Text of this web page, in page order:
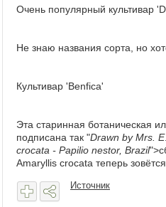
Очень популярный культивар
Не знаю названия сорта, но
Культивар 'Benfica'
Эта старинная ботаническая
подписана так "Drawn by Mrs. E.
crocata - Papilio nestor, Brazil
Amaryllis crocata теперь
Источник